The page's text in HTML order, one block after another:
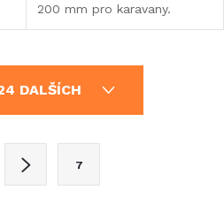
200 mm pro karavany.
Jednopáková s rozsahem
hadicí 60 cm. Maximální
tlak...
DALŠÍCH
7